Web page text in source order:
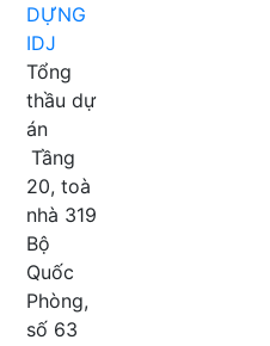
DỰNG
IDJ
Tổng
thầu dự
án
Tầng
20, toà
nhà 319
Bộ
Quốc
Phòng,
số 63